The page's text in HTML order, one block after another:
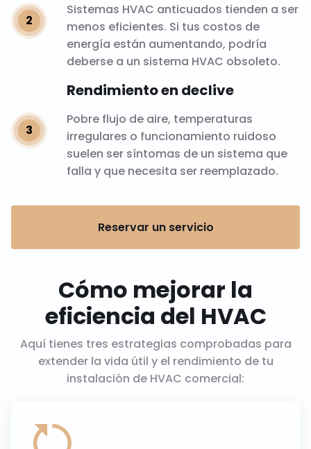
Sistemas HVAC anticuados tienden a ser
menos eficientes. Si tus costos de
energía están aumentando, podría
deberse a un sistema HVAC obsoleto.
Rendimiento en declive
Pobre flujo de aire, temperaturas
irregulares o funcionamiento ruidoso
suelen ser síntomas de un sistema que
falla y que necesita ser reemplazado.
Reservar un servicio
Cómo mejorar la
eficiencia del HVAC
Aquí tienes tres estrategias comprobadas para
extender la vida útil y el rendimiento de tu
instalación de HVAC comercial: